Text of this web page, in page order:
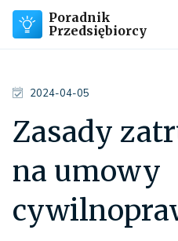
Poradnik
Przedsiębiorcy
2024-04-05
Zasady
na umowy